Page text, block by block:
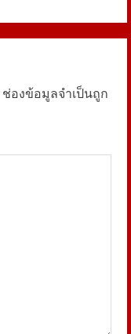
ช่องข้อมูลจำเป็นถูก